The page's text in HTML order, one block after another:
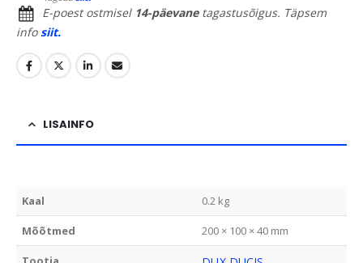
E-poest ostmisel 14-päevanetagastusõigus. Täpsem
infosiit.
LISAINFO
Kaal 0.2 kg
Mõõtmed 200 × 100 × 40 mm